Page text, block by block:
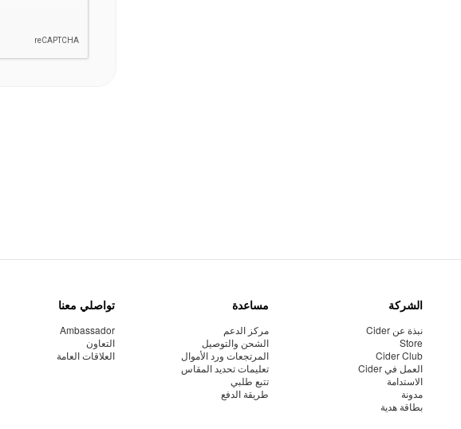
الشركة
نبذة عن Cider
Store
Cider Club
العمل في Cider
الاستدامة
مدونة
بطاقة هدية
مساعدة
مركز الدعم
الشحن والتوصيل
المرتجعات ورد الأموال
تعليمات تحديد المقاس
تتبع طلبي
طريقة الدفع
تواصلي معنا
Ambassador
التعاون
العلاقات العامة